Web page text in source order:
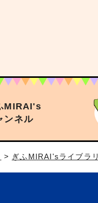
MIRAI's
ンネル
> ぎふMIRAI'sライブラリ